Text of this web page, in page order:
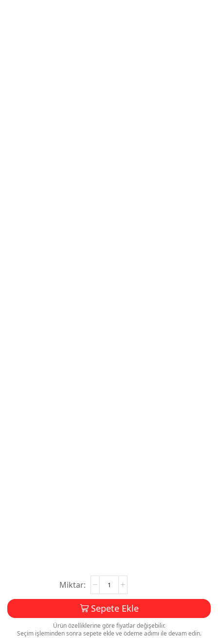
Kartvizit
Baskı
Mdl:V0236
adet
Sepete Ekle
Ürün özelliklerine göre fiyatlar değişebilir.
Seçim işleminden sonra sepete ekle ve ödeme adımı ile devam edin.